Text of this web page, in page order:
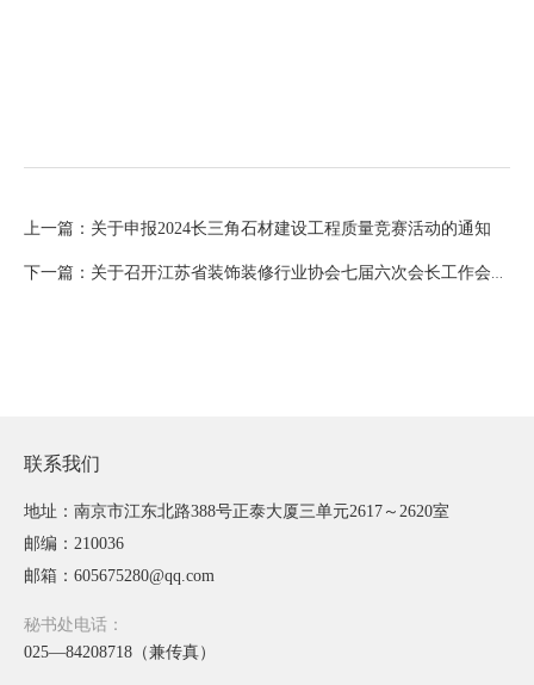
上一篇：关于申报2024长三角石材建设工程质量竞赛活动的通知
下一篇：关于召开江苏省装饰装修行业协会七届六次会长工作会议通知（2024）
联系我们
地址：南京市江东北路388号正泰大厦三单元2617～2620室
邮编：210036
邮箱：605675280@qq.com
秘书处电话：
025—84208718（兼传真）